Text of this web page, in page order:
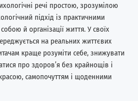
речі простою, зрозумілою
підхід із практичними
й організації життя. У своїх
на реальних життєвих
краще розуміти себе, знижувати
про здоров’я без крайнощів і
самопочуттям і щоденними